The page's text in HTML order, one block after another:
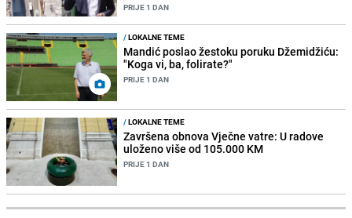
PRIJE 1 DAN
/LOKALNE TEME
Mandić poslao žestoku poruku Džemidžiću:
"Koga vi, ba, folirate?"
PRIJE 1 DAN
/LOKALNE TEME
Završena obnova Vječne vatre: U radove
uloženo više od 105.000 KM
PRIJE 1 DAN